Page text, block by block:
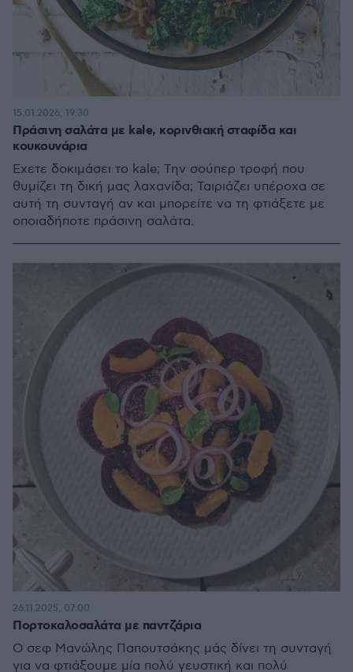
Πράσινη σαλάτα με kale, κορινθιακή σταφίδα και
κουκουνάρια
Έχετε δοκιμάσει το kale; Την σούπερ τροφή που
θυμίζει τη δική μας λαχανίδα; Ταιριάζει υπέροχα σε
αυτή τη συνταγή αν και μπορείτε να τη φτιάξετε με
οποιαδήποτε πράσινη σαλάτα.
15.01.2026, 19:30
Πορτοκαλοσαλάτα με παντζάρια
Ο σεφ Μανώλης Παπουτσάκης μάς δίνει τη συνταγή
για να φτιάξουμε μία πολύ γευστική και πολύ
26.11.2025, 07:00